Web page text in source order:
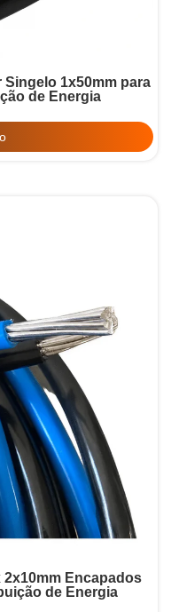
1x50mm para
de Energia
Encapados
de Energia